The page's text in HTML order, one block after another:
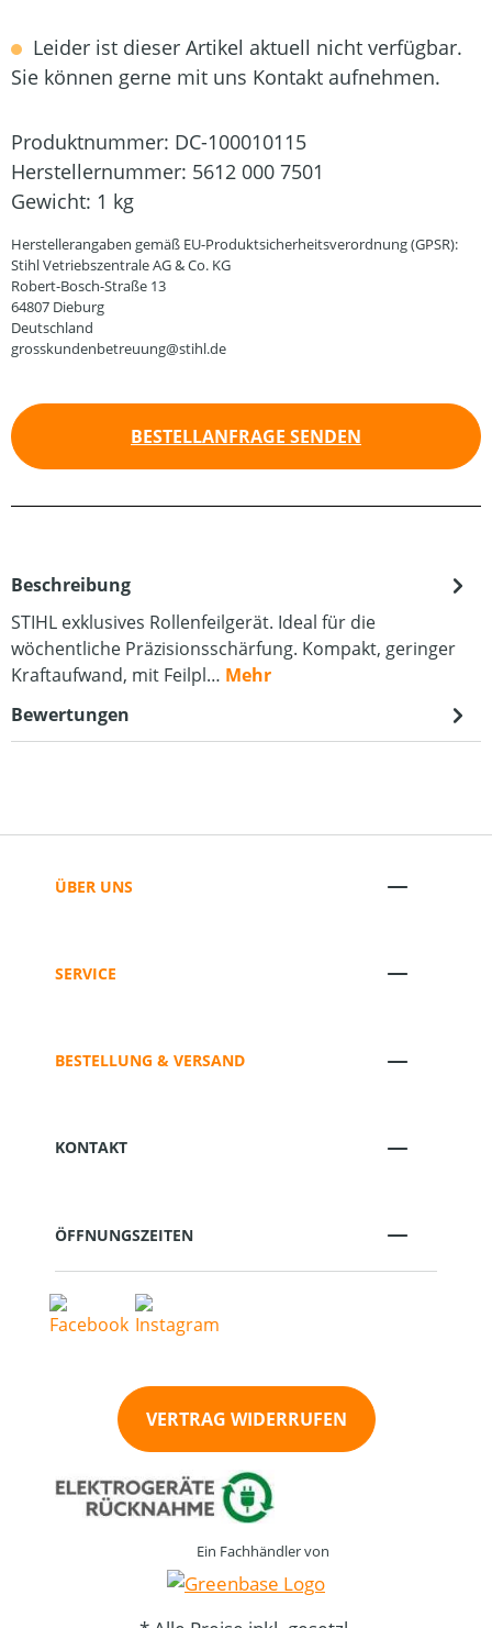
Leider ist dieser Artikel aktuell nicht verfügbar.
Sie können gerne mit uns Kontakt aufnehmen.
Produktnummer: DC-100010115
Herstellernummer: 5612 000 7501
Gewicht: 1 kg
Herstellerangaben gemäß EU-Produktsicherheitsverordnung (GPSR):
Stihl Vetriebszentrale AG & Co. KG
Robert-Bosch-Straße 13
64807 Dieburg
Deutschland
grosskundenbetreuung@stihl.de
BESTELLANFRAGE SENDEN
Beschreibung
STIHL exklusives Rollenfeilgerät. Ideal für die
wöchentliche Präzisionsschärfung. Kompakt, geringer
Kraftaufwand, mit Feilpl… Mehr
Bewertungen
ÜBER UNS
SERVICE
BESTELLUNG & VERSAND
KONTAKT
ÖFFNUNGSZEITEN
VERTRAG WIDERRUFEN
Ein Fachhändler von